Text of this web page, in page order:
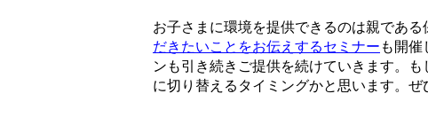
お子さまに環境を提供できるのは親であ
だきたいことをお伝えするセミナー も開
ンも引き続きご提供を続けていきます。
に切り替えるタイミングかと思います。ぜ